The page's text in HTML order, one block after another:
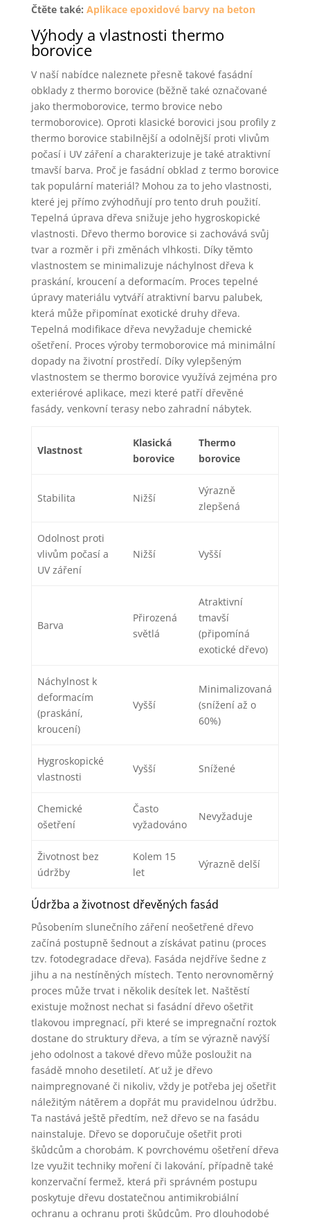
Čtěte také: Aplikace epoxidové barvy na beton
Výhody a vlastnosti thermo
borovice
V naší nabídce naleznete přesně takové fasádní
obklady z thermo borovice (běžně také označované
jako thermoborovice, termo brovice nebo
termoborovice). Oproti klasické borovici jsou profily z
thermo borovice stabilnější a odolnější proti vlivům
počasí i UV záření a charakterizuje je také atraktivní
tmavší barva. Proč je fasádní obklad z termo borovice
tak populární materiál? Mohou za to jeho vlastnosti,
které jej přímo zvýhodňují pro tento druh použití.
Tepelná úprava dřeva snižuje jeho hygroskopické
vlastnosti. Dřevo thermo borovice si zachovává svůj
tvar a rozměr i při změnách vlhkosti. Díky těmto
vlastnostem se minimalizuje náchylnost dřeva k
praskání, kroucení a deformacím. Proces tepelné
úpravy materiálu vytváří atraktivní barvu palubek,
která může připomínat exotické druhy dřeva.
Tepelná modifikace dřeva nevyžaduje chemické
ošetření. Proces výroby termoborovice má minimální
dopady na životní prostředí. Díky vylepšeným
vlastnostem se thermo borovice využívá zejména pro
exteriérové aplikace, mezi které patří dřevěné
fasády, venkovní terasy nebo zahradní nábytek.
Vlastnost
Klasická
borovice
Thermo
borovice
Stabilita Nižší
Výrazně
zlepšená
Odolnost proti
vlivům počasí a
UV záření
Nižší Vyšší
Barva
Přirozená
světlá
Atraktivní
tmavší
(připomíná
exotické dřevo)
Náchylnost k
deformacím
(praskání,
kroucení)
Vyšší
Minimalizovaná
(snížení až o
60%)
Hygroskopické
vlastnosti
Vyšší Snížené
Chemické
ošetření
Často
vyžadováno
Nevyžaduje
Životnost bez
údržby
Kolem 15
let
Výrazně delší
Údržba a životnost dřevěných fasád
Působením slunečního záření neošetřené dřevo
začíná postupně šednout a získávat patinu (proces
tzv. fotodegradace dřeva). Fasáda nejdříve šedne z
jihu a na nestíněných místech. Tento nerovnoměrný
proces může trvat i několik desítek let. Naštěstí
existuje možnost nechat si fasádní dřevo ošetřit
tlakovou impregnací, při které se impregnační roztok
dostane do struktury dřeva, a tím se výrazně navýší
jeho odolnost a takové dřevo může posloužit na
fasádě mnoho desetiletí. Ať už je dřevo
naimpregnované či nikoliv, vždy je potřeba jej ošetřit
náležitým nátěrem a dopřát mu pravidelnou údržbu.
Ta nastává ještě předtím, než dřevo se na fasádu
nainstaluje. Dřevo se doporučuje ošetřit proti
škůdcům a chorobám. K povrchovému ošetření dřeva
lze využit techniky moření či lakování, případně také
konzervační fermež, která při správném postupu
poskytuje dřevu dostatečnou antimikrobiální
ochranu a ochranu proti škůdcům. Pro dlouhodobé